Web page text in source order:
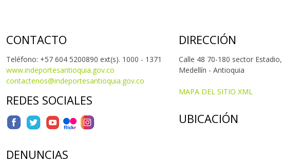
CONTACTO
Teléfono: +57 604 5200890 ext(s). 1000 - 1371
www.indeportesantioquia.gov.co
contactenos@indeportesantioquia.gov.co
REDES SOCIALES
DENUNCIAS
DIRECCIÓN
Calle 48 70-180 sector Estadio,
Medellín - Antioquia
MAPA DEL SITIO XML
UBICACIÓN